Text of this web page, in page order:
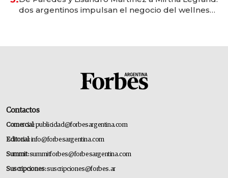
dos argentinos impulsan el negocio del wellness
Contactos
Comercial:publicidad@forbesargentina.com
Editorial:info@forbesargentina.com
Summit:summitforbes@forbesargentina.com
Suscripciones:suscripciones@forbes.ar